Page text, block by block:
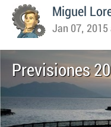
Miguel
Jan 07, 2015
Previsiones